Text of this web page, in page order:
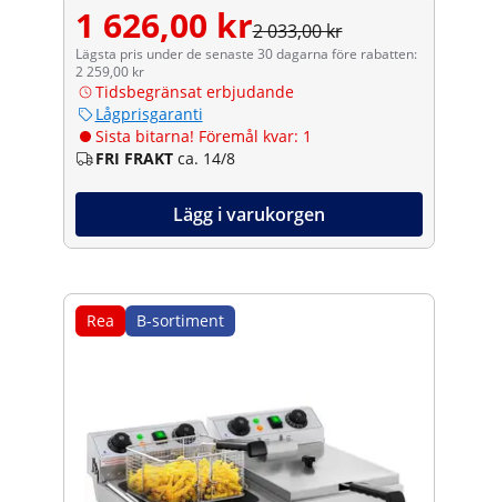
1 626,00 kr2 033,00 kr
Lägsta pris under de senaste 30 dagarna före rabatten:
2 259,00 kr
Tidsbegränsat erbjudande
Lågprisgaranti
Sista bitarna! Föremål kvar: 1
FRI FRAKT ca. 14/8
Lägg i varukorgen
Rea B-sortiment